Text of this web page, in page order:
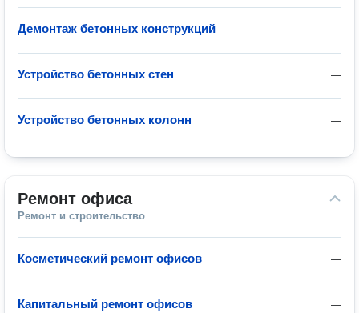
—
Демонтаж бетонных конструкций
—
Устройство бетонных стен
—
Устройство бетонных колонн
Ремонт офиса
Ремонт и строительство
—
Косметический ремонт офисов
—
Капитальный ремонт офисов